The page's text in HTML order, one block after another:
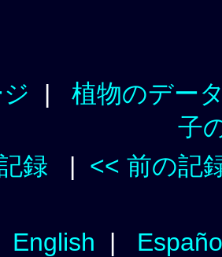
| 植物のデー
子
録 | << 前の記
English |